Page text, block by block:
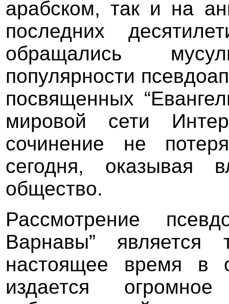
арабском, так и на
последних
обращались
популярности
посвященных
мировой сети
сочинение не
сегодня, оказывая
общество.
Рассмотрение
Варнавы”
настоящее время в
издается